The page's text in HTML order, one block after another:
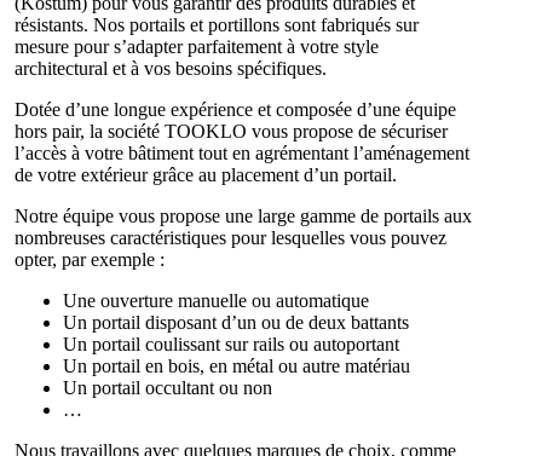
résistants. Nos portails et portillons sont fabriqués sur
mesure pour s’adapter parfaitement à votre style
architectural et à vos besoins spécifiques.
Dotée d’une longue expérience et composée d’une équipe
hors pair, la société TOOKLO vous propose de sécuriser
l’accès à votre bâtiment tout en agrémentant l’aménagement
de votre extérieur grâce au placement d’un portail.
Notre équipe vous propose une large gamme de portails aux
nombreuses caractéristiques pour lesquelles vous pouvez
opter, par exemple :
Une ouverture manuelle ou automatique
Un portail disposant d’un ou de deux battants
Un portail coulissant sur rails ou autoportant
Un portail en bois, en métal ou autre matériau
Un portail occultant ou non
…
Nous travaillons avec quelques marques de choix, comme